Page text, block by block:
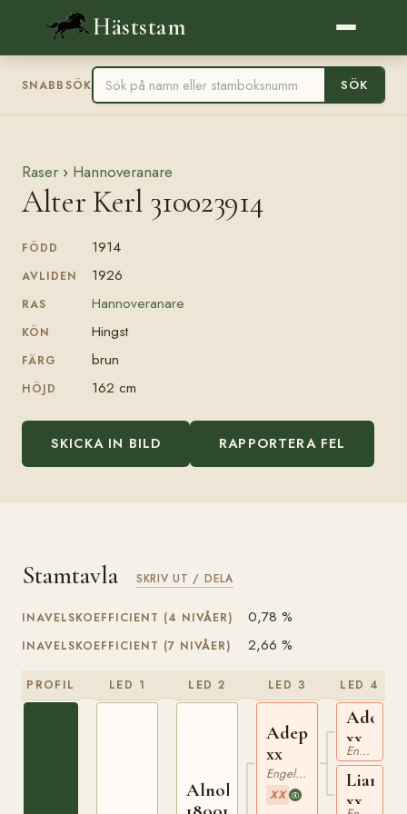
Häststam
SNABBSÖK SÖK
Raser › Hannoveranare
Alter Kerl 310023914
FÖDD 1914
AVLIDEN 1926
RAS Hannoveranare
KÖN Hingst
FÄRG brun
HÖJD 162 cm
SKICKA IN BILD RAPPORTERA FEL
Stamtavla SKRIV UT / DELA
INAVELSKOEFFICIENT (4 NIVÅER) 0,78 %
INAVELSKOEFFICIENT (7 NIVÅER) 2,66 %
PROFIL LED 1 LED 2
Alnok
LED 3
Adeptus
xx
Engelskt Fullblod
XX
LED 4
Adonis
xx
Engelskt Fullblod
Liane
xx